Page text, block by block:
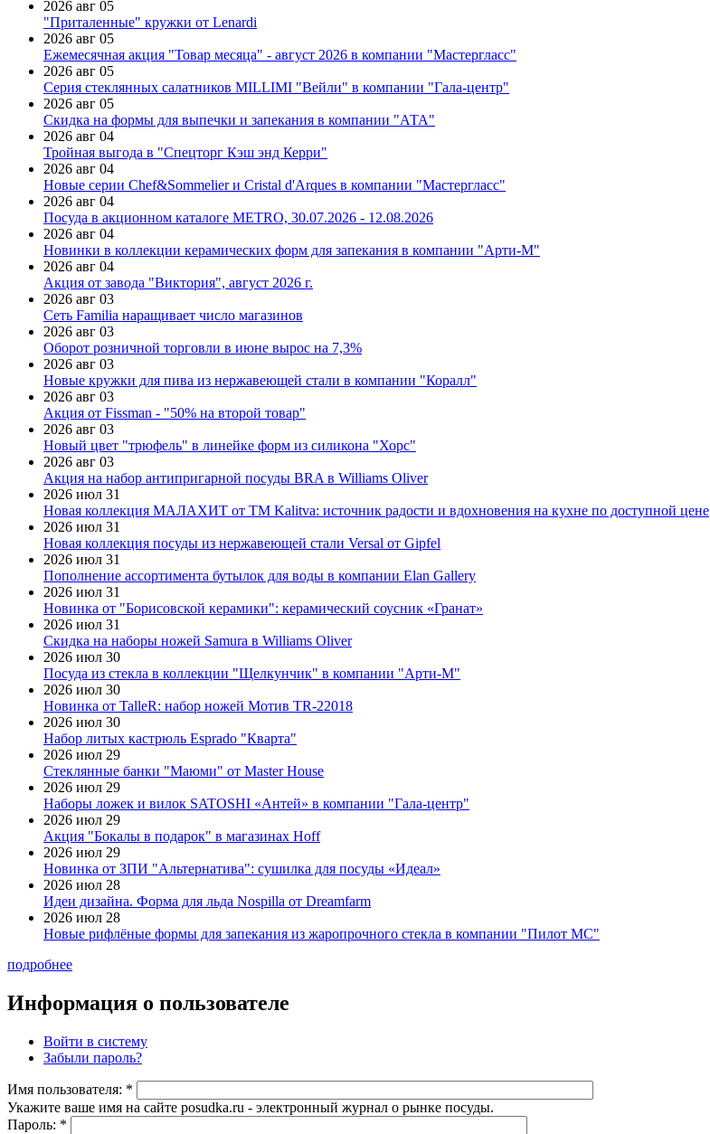
2026 авг 05
"Приталенные" кружки от Lenardi
2026 авг 05
Ежемесячная акция "Товар месяца" - август 2026 в компании "Мастергласс"
2026 авг 05
Серия стеклянных салатников MILLIMI "Вейли" в компании "Гала-центр"
2026 авг 05
Скидка на формы для выпечки и запекания в компании "АТА"
2026 авг 04
Тройная выгода в "Спецторг Кэш энд Керри"
2026 авг 04
Новые серии Chef&Sommelier и Cristal d'Arques в компании "Мастергласс"
2026 авг 04
Посуда в акционном каталоге METRO, 30.07.2026 - 12.08.2026
2026 авг 04
Новинки в коллекции керамических форм для запекания в компании "Арти-М"
2026 авг 04
Акция от завода "Виктория", август 2026 г.
2026 авг 03
Сеть Familia наращивает число магазинов
2026 авг 03
Оборот розничной торговли в июне вырос на 7,3%
2026 авг 03
Новые кружки для пива из нержавеющей стали в компании "Коралл"
2026 авг 03
Акция от Fissman - "50% на второй товар"
2026 авг 03
Новый цвет "трюфель" в линейке форм из силикона "Хорс"
2026 авг 03
Акция на набор антипригарной посуды BRA в Williams Oliver
2026 июл 31
Новая коллекция МАЛАХИТ от ТМ Kalitva: источник радости и вдохновения на кухне по доступной цене
2026 июл 31
Новая коллекция посуды из нержавеющей стали Versal от Gipfel
2026 июл 31
Пополнение ассортимента бутылок для воды в компании Elan Gallery
2026 июл 31
Новинка от "Борисовской керамики": керамический соусник «Гранат»
2026 июл 31
Скидка на наборы ножей Samura в Williams Oliver
2026 июл 30
Посуда из стекла в коллекции "Щелкунчик" в компании "Арти-М"
2026 июл 30
Новинка от TalleR: набор ножей Мотив TR-22018
2026 июл 30
Набор литых кастрюль Esprado "Кварта"
2026 июл 29
Стеклянные банки "Маюми" от Master House
2026 июл 29
Наборы ложек и вилок SATOSHI «Антей» в компании "Гала-центр"
2026 июл 29
Акция "Бокалы в подарок" в магазинах Hoff
2026 июл 29
Новинка от ЗПИ "Альтернатива": сушилка для посуды «Идеал»
2026 июл 28
Идеи дизайна. Форма для льда Nospilla от Dreamfarm
2026 июл 28
Новые рифлёные формы для запекания из жаропрочного стекла в компании "Пилот МС"
подробнее
Информация о пользователе
Войти в систему
Забыли пароль?
Имя пользователя: *
Укажите ваше имя на сайте posudka.ru - электронный журнал о рынке посуды.
Пароль: *